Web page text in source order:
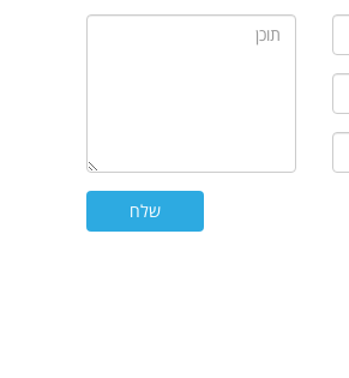
תוכן